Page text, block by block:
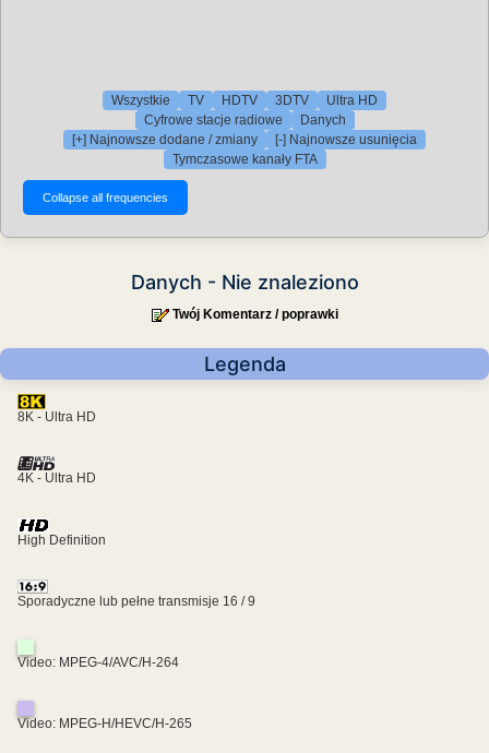
Wszystkie TV HDTV 3DTV
Ultra HD
Cyfrowe stacje radiowe
Danych
[+] Najnowsze dodane / zmiany
[-] Najnowsze usunięcia
Tymczasowe kanały FTA
Danych - Nie znaleziono
Twój Komentarz / poprawki
Legenda
8K - Ultra HD
4K - Ultra HD
High Definition
Sporadyczne lub pełne transmisje 16 / 9
Video: MPEG-4/AVC/H-264
Video: MPEG-H/HEVC/H-265